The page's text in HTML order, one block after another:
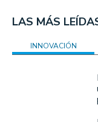
LAS MÁS
INNOVACIÓN